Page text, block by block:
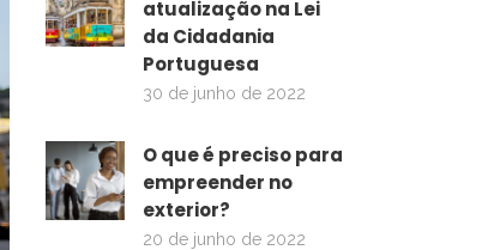
atualização na Lei
da Cidadania
Portuguesa
30 de junho de 2022
O que é preciso para
empreender no
exterior?
20 de junho de 2022